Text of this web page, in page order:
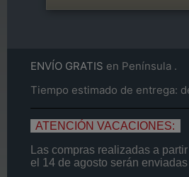
ENVÍO GRATIS en Península .
Tiempo estimado de entrega:
ATENCIÓN VACACIONES:
Las compras realizadas a
el 14 de agosto serán